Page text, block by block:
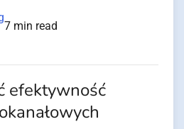
7 min read
efektywność